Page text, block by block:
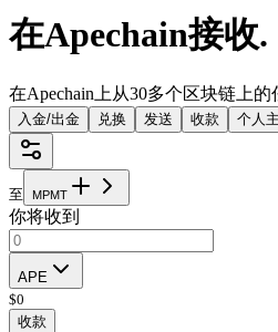
在Apechain接收.
在Apechain上从30多个区块链上的
入金/出金 兑换 发送 收款 个人
至 MPMT
你将收到
APE
$0
收款